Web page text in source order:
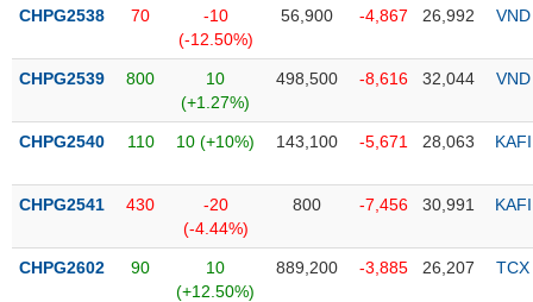
Niêm
Niêm
mới
yết
bổ
Hủy
CHPG2538 70
-10
(-12.50%)
56,900 -4,867 26,992 VND
CHPG2539 800
10
(+1.27%)
498,500 -8,616 32,044 VND
CHPG2540 110 10 (+10%) 143,100 -5,671 28,063 KAFI
CHPG2541 430
-20
(-4.44%)
800 -7,456 30,991 KAFI
CHPG2602 90
10
(+12.50%)
889,200 -3,885 26,207 TCX
PHIẾU
PHÁI
TRÁI
PHIẾU